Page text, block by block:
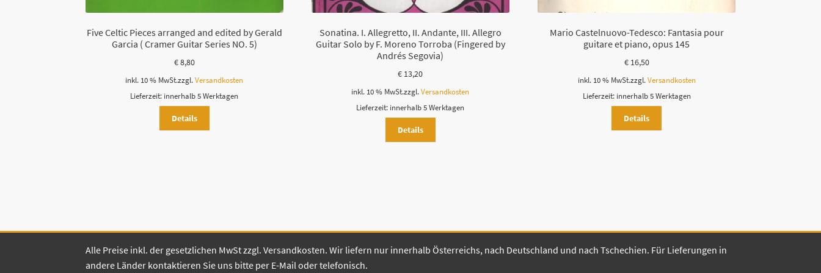
e
Five Celtic Pieces arranged and edited by Gerald
Garcia ( Cramer Guitar Series NO. 5)
€8,80
inkl. 10 % MwSt.zzgl.Versandkosten
Lieferzeit: innerhalb 5 Werktagen
Details
Sonatina. I. Allegretto, II. Andante, III. Allegro
Guitar Solo by F. Moreno Torroba (Fingered by
Andrés Segovia)
€ 13,20
inkl. 10 % MwSt.zzgl.Versandkosten
Lieferzeit: innerhalb 5 Werktagen
Details
Mario Castelnuovo-Tedesco: Fantasia pour
guitare et piano, opus 145
€16,50
inkl. 10 % MwSt.zzgl. Versandkosten
Lieferzeit: innerhalb 5 Werktagen
Details
Alle Preise inkl. der gesetzlichen MwSt zzgl. Versandkosten. Wir liefern nur innerhalb Österreichs, nach Deutschland und nach Tschechien. Für Lieferungen in
andere Länder kontaktieren Sie uns bitte per E-Mail oder telefonisch.